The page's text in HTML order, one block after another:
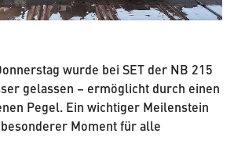
wurde bei SET der NB 215
gelassen – ermöglicht durch einen
Pegel. Ein wichtiger Meilenstein
Moment für alle